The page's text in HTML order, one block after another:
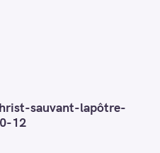
sauvant-lapôtre-
12